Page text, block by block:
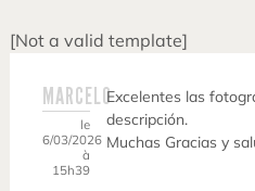
[Not a valid template]
MARCELO
le
6/03/2026
à
15h39
Excelentes las
descripción.
Muchas Gracias y